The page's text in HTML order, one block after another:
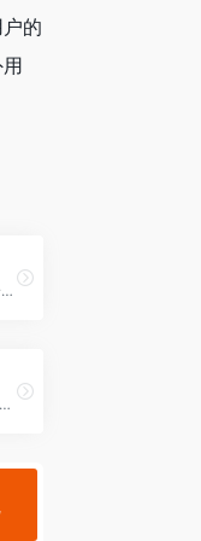
的
直播电视软件是一款专为安卓设备（如智能电视、电视盒子、安卓手机）设计的技术研究工具，旨在为具备一定技术基础的用户提供网络直播内容的访问与测试服务。
A live media player app（手机、电视直播软件）app兼容Android 4.4和IPv4，可播放hls、rtp等各种源。